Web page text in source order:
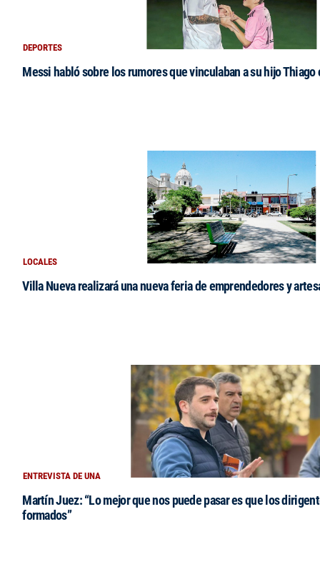
DEPORTES
Messi habló sobre los rumores que vinculaban a su hijo Thiago
LOCALES
Villa Nueva realizará una nueva feria de emprendedores y
ENTREVISTA DE UNA
Martín Juez: “Lo mejor que nos puede pasar es que los
formados”